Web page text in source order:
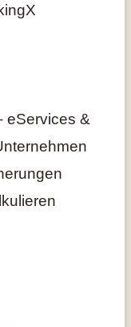
eServices &